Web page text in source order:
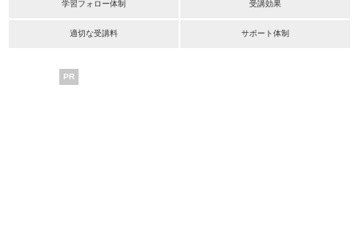
学習フォロー体制 受講効果
適切な受講料 サポート体制
PR